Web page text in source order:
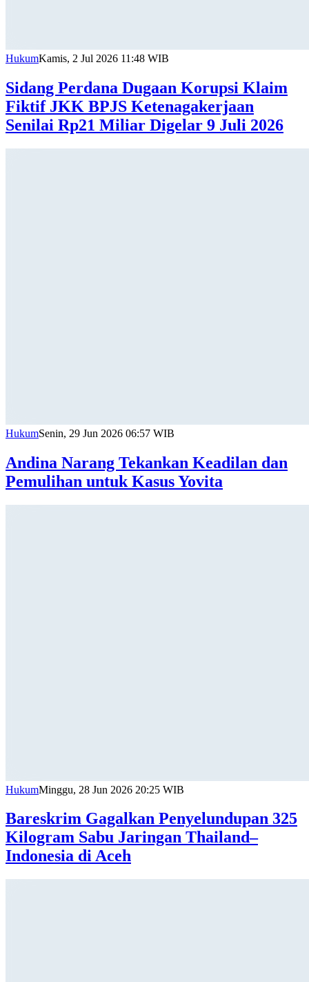
HukumKamis, 2 Jul 2026 11:48 WIB
Sidang Perdana Dugaan Korupsi Klaim
Fiktif JKK BPJS Ketenagakerjaan
Senilai Rp21 Miliar Digelar 9 Juli 2026
HukumSenin, 29 Jun 2026 06:57 WIB
Andina Narang Tekankan Keadilan dan
Pemulihan untuk Kasus Yovita
HukumMinggu, 28 Jun 2026 20:25 WIB
Bareskrim Gagalkan Penyelundupan 325
Kilogram Sabu Jaringan Thailand–
Indonesia di Aceh